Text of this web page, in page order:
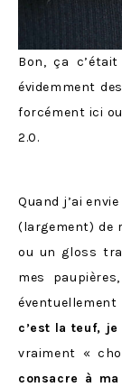
Bon, ça
évidemment
forcément ici
2.0.
Quand j’ai
(largement) de
ou un gloss
mes
c’est la teuf,
vraiment «
consacre à